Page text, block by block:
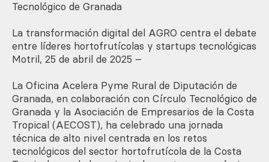
Tecnológico de Granada
La transformación digital del AGRO centra el debate
entre líderes hortofrutícolas y startups tecnológicas
Motril, 25 de abril de 2025 –
La Oficina Acelera Pyme Rural de Diputación de
Granada, en colaboración con Círculo Tecnológico de
Granada y la Asociación de Empresarios de la Costa
Tropical (AECOST), ha celebrado una jornada
técnica de alto nivel centrada en los retos
tecnológicos del sector hortofrutícola de la Costa